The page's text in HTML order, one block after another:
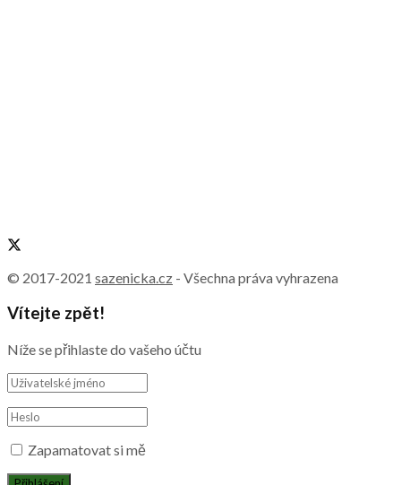
© 2017-2021 sazenicka.cz - Všechna práva vyhrazena
Vítejte zpět!
Níže se přihlaste do vašeho účtu
Zapamatovat si mě